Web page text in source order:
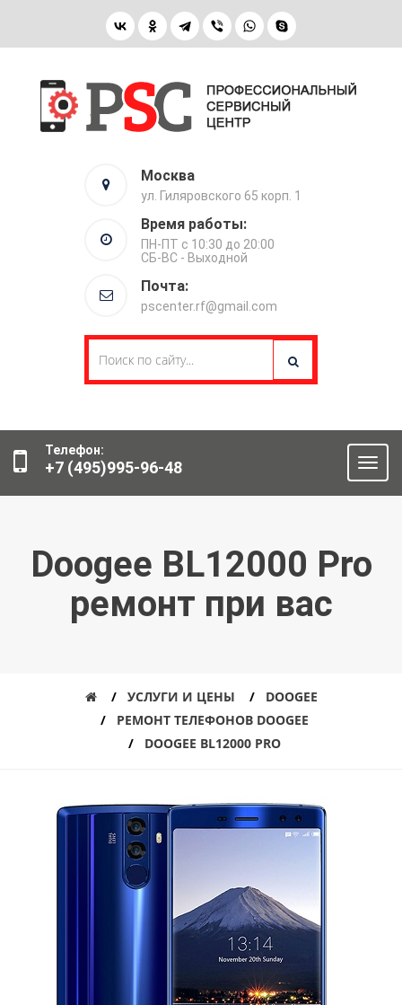
Москва
ул. Гиляровского 65 корп. 1
Время работы:
ПН-ПТ с 10:30 до 20:00
СБ-ВС - Выходной
Почта:
pscenter.rf@gmail.com
Телефон:
+7 (495)995-96-48
Doogee BL12000 Pro
ремонт при вас
УСЛУГИ И ЦЕНЫ
DOOGEE
РЕМОНТ ТЕЛЕФОНОВ DOOGEE
DOOGEE BL12000 PRO